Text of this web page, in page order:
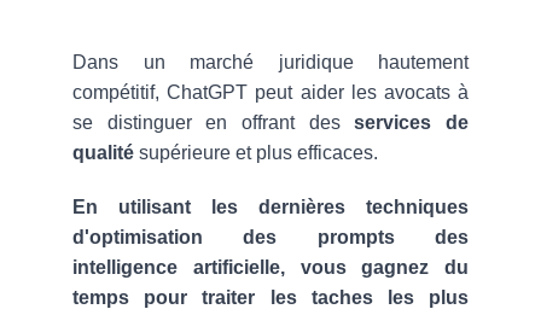
Dans un marché juridique hautement
compétitif, ChatGPT peut aider les avocats à
se distinguer en offrant desservices de
qualité supérieure et plus efficaces.
En utilisant les dernières techniques
d'optimisation des prompts des
intelligence artificielle, vous gagnez du
temps pour traiter les taches les plus